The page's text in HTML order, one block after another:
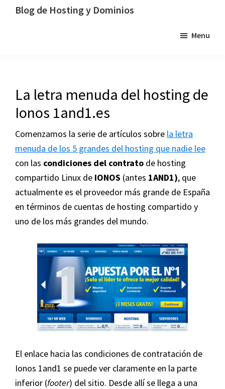
Saltar
Saltar
SaltarBlog de Hosting y Dominios
los
dominios
la
tecnología
Menu
La letra menuda del hosting de
Ionos 1and1.es
Comenzamos la serie de artículos sobre la letra
menuda de los 5 grandes del hosting que nadie lee
con las condiciones del contrato de hosting
compartido Linux de IONOS (antes 1AND1), que
actualmente es el proveedor más grande de España
en términos de cuentas de hosting compartido y
uno de los más grandes del mundo.
El enlace hacia las condiciones de contratación de
Ionos 1and1 se puede ver claramente en la parte
inferior (footer) del sitio. Desde allí se llega a una